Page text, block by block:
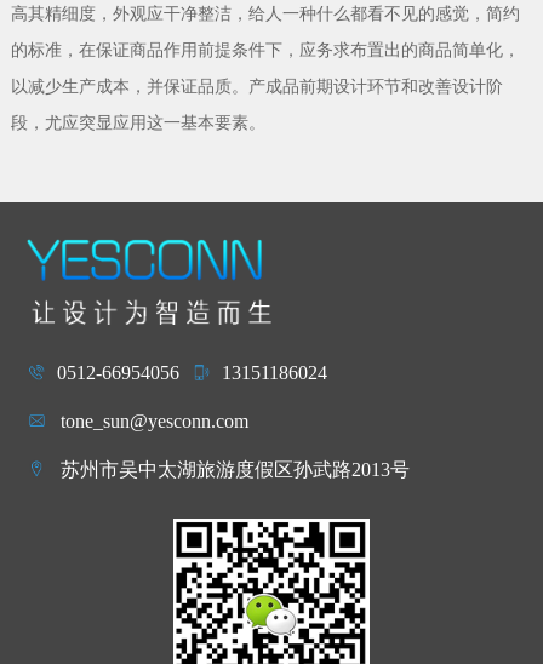
高其精细度，外观应干净整洁，给人一种什么都看不见的感觉，简约
的标准，在保证商品作用前提条件下，应务求布置出的商品简单化，
以减少生产成本，并保证品质。产成品前期设计环节和改善设计阶
段，尤应突显应用这一基本要素。
0512-66954056 13151186024
tone_sun@yesconn.com
苏州市吴中太湖旅游度假区孙武路2013号